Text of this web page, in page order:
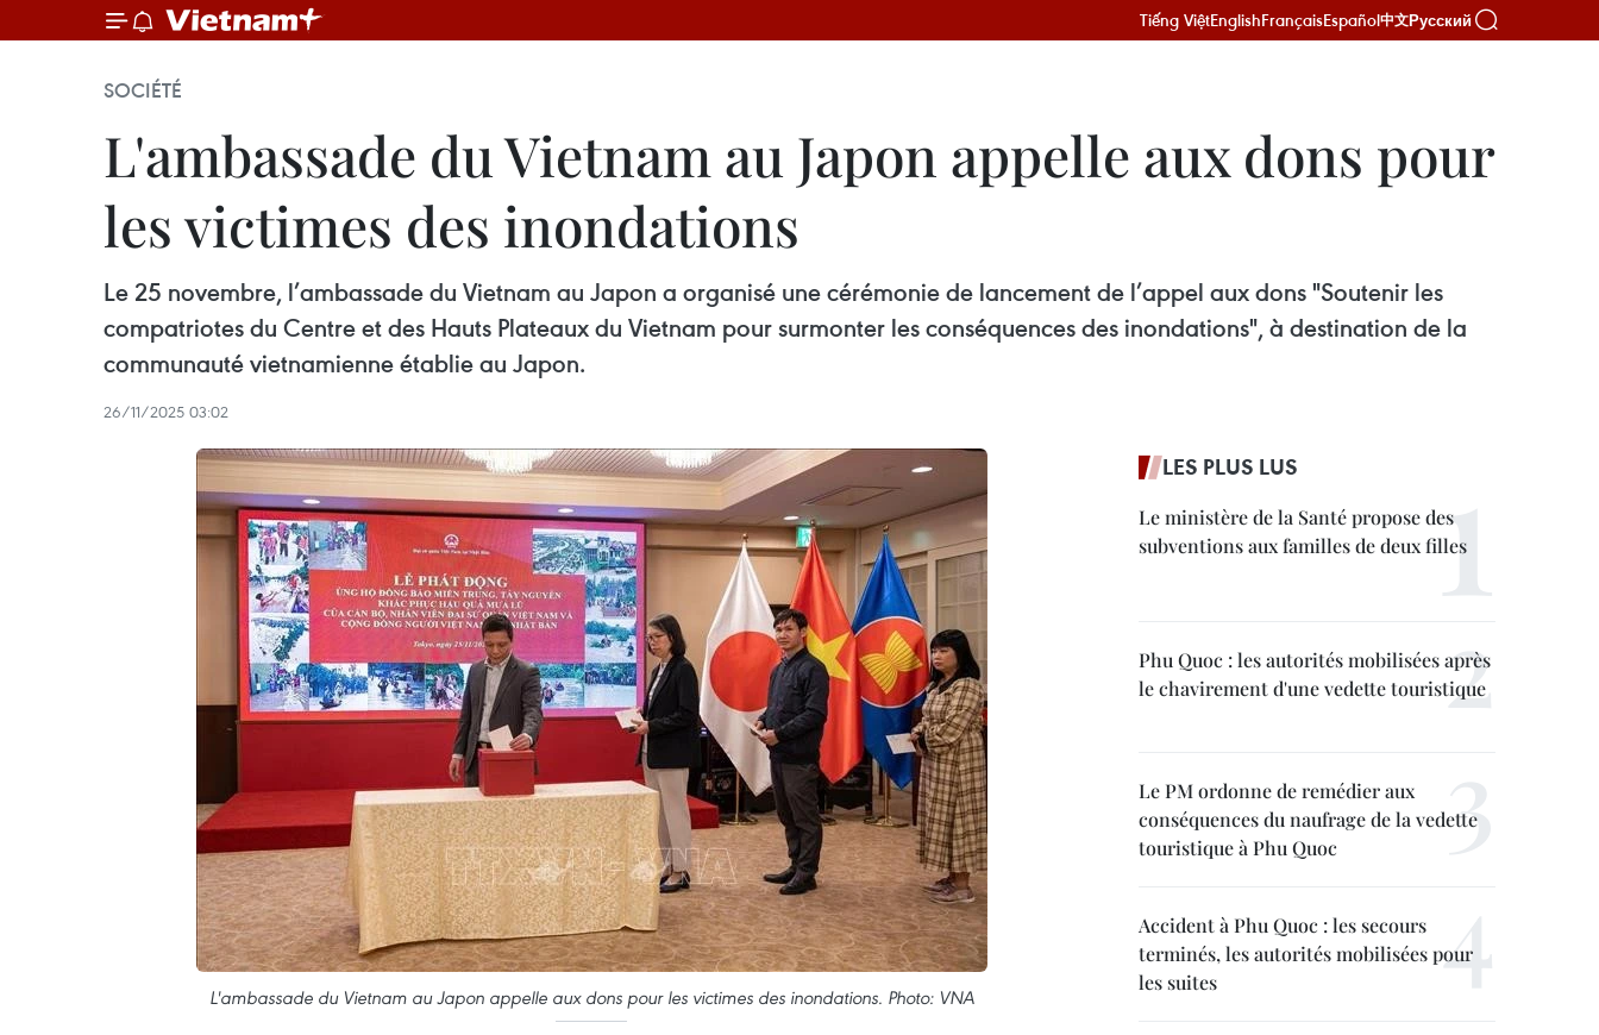
Tiếng ViệtEnglishFrançaisEspañol中文Русский
SOCIÉTÉ
L'ambassade du Vietnam au Japon appelle aux dons pour
les victimes des inondations
Le 25 novembre, l’ambassade du Vietnam au Japon a organisé une cérémonie de lancement de l’appel aux dons "Soutenir les
compatriotes du Centre et des Hauts Plateaux du Vietnam pour surmonter les conséquences des inondations", à destination de la
communauté vietnamienne établie au Japon.
26/11/2025 03:02
L'ambassade du Vietnam au Japon appelle aux dons pour les victimes des inondations. Photo: VNA
LES PLUS LUS
Le ministère de la Santé propose des
subventions aux familles de deux filles
Phu Quoc : les autorités mobilisées après
le chavirement d'une vedette touristique
Le PM ordonne de remédier aux
conséquences du naufrage de la vedette
touristique à Phu Quoc
Accident à Phu Quoc : les secours
terminés, les autorités mobilisées pour
les suites